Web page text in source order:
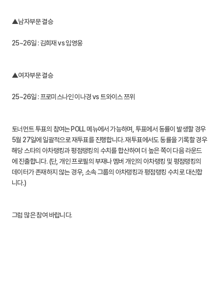
▲남자부문 결승
25~26일 : 김희재 vs 임영웅
▲여자부문 결승
25~26일 : 프로미스나인 이나경 vs 트와이스 쯔위
토너먼트 투표의 참여는 POLL 메뉴에서 가능하며, 투표에서 동률이 발생할 경우
5월 27일에 일괄적으로 재투표를 진행합니다. 재투표에서도 동률을 기록할 경우
해당 스타의 아차랭킹과 평점랭킹의 수치를 합산하여 더 높은 쪽이 다음 라운드
에 진출합니다. (단, 개인 프로필의 부재나 멤버 개인의 아차랭킹 및 평점랭킹의
데이터가 존재하지 않는 경우, 소속 그룹의 아차랭킹과 평점랭킹 수치로 대신합
니다.)
그럼 많은 참여 바랍니다.